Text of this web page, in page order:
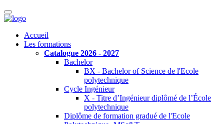
Accueil
Les formations
Catalogue 2026 - 2027
Bachelor
BX - Bachelor of Science de l'Ecole
polytechnique
Cycle Ingénieur
X - Titre d’Ingénieur diplômé de l’École
polytechnique
Diplôme de formation gradué de l'Ecole